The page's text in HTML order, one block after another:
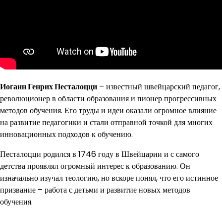
Иоганн Генрих Песталоцци – известный швейцарский педагог,
революционер в области образования и пионер прогрессивных
методов обучения. Его труды и идеи оказали огромное влияние
на развитие педагогики и стали отправной точкой для многих
инновационных подходов к обучению.
Песталоцци родился в 1746 году в Швейцарии и с самого
детства проявлял огромный интерес к образованию. Он
изначально изучал теологию, но вскоре понял, что его истинное
призвание – работа с детьми и развитие новых методов
обучения.